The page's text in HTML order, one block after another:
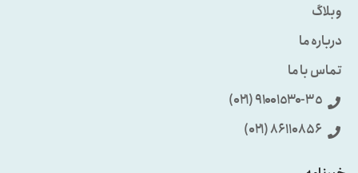
وبلاگ
درباره ما
تماس با ما
٩۱۰۰۱٥۳۰-۳٥ (۰۲۱)
86110856 (۰۲۱)